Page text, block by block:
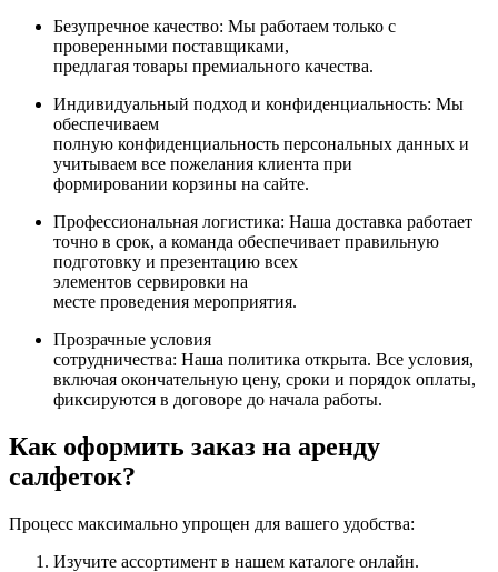
Безупречное качество: Мы работаем только с
проверенными поставщиками,
предлагая товары премиального качества.
Индивидуальный подход и конфиденциальность: Мы
обеспечиваем
полную конфиденциальность персональных данных и
учитываем все пожелания клиента при
формировании корзины на сайте.
Профессиональная логистика: Наша доставка работает
точно в срок, а команда обеспечивает правильную
подготовку и презентацию всех
элементов сервировки на
месте проведения мероприятия.
Прозрачные условия
сотрудничества: Наша политика открыта. Все условия,
включая окончательную цену, сроки и порядок оплаты,
фиксируются в договоре до начала работы.
Как оформить заказ на аренду
салфеток?
Процесс максимально упрощен для вашего удобства:
Изучите ассортимент в нашем каталоге онлайн.